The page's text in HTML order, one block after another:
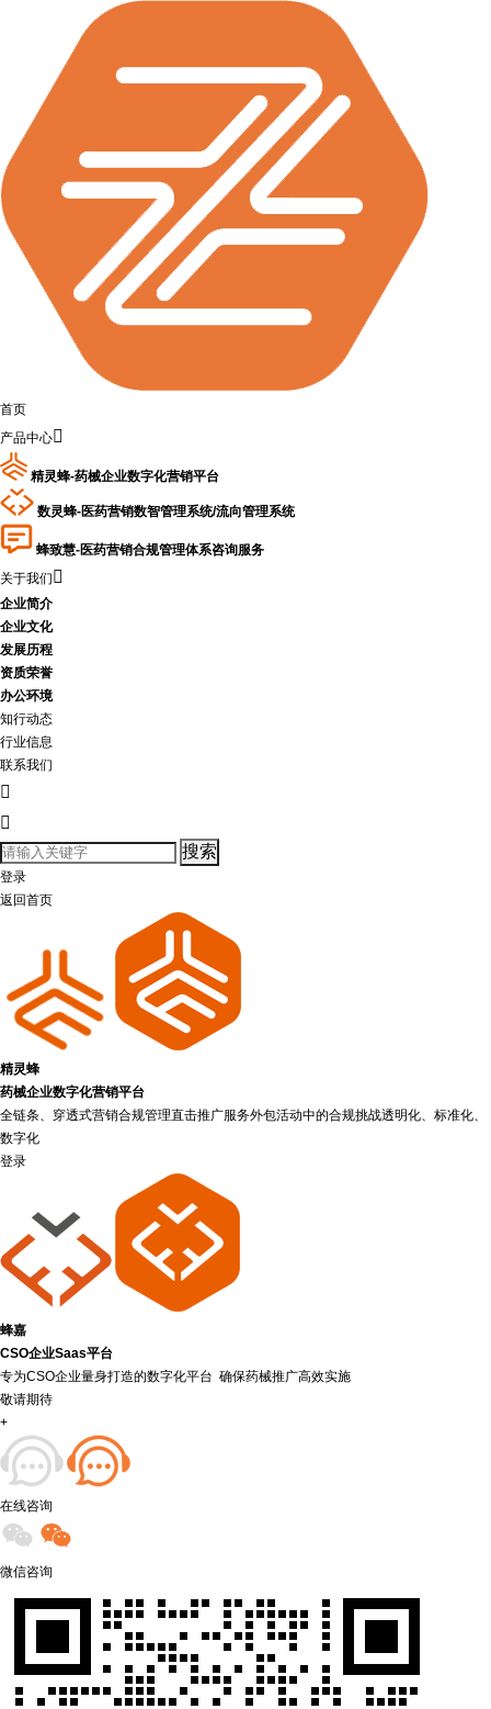
首页
产品中心
精灵蜂-药械企业数字化营销平台
数灵蜂-医药营销数智管理系统/流向管理系统
蜂致慧-医药营销合规管理体系咨询服务
关于我们 
企业简介
企业文化
发展历程
资质荣誉
办公环境
知行动态
行业信息
联系我们


登录
返回首页
精灵蜂
药械企业数字化营销平台
全链条、穿透式营销合规管理直击推广服务外包活动中的合规挑战透明化、标准化、
数字化
登录
蜂嘉
CSO企业Saas平台
专为CSO企业量身打造的数字化平台 确保药械推广高效实施
敬请期待
+
在线咨询
微信咨询